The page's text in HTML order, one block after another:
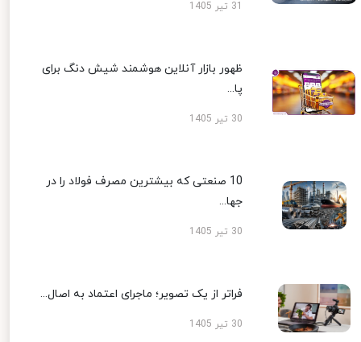
ظهور بازار آنلاین هوشمند شیش دنگ برای
پا...
30 تیر 1405
10 صنعتی که بیشترین مصرف فولاد را در
جها...
30 تیر 1405
فراتر از یک تصویر؛ ماجرای اعتماد به اصال...
30 تیر 1405